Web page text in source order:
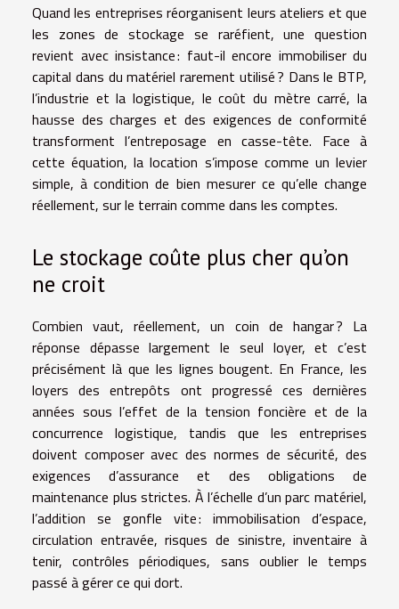
Quand les entreprises réorganisent leurs ateliers et que
les zones de stockage se raréfient, une question
revient avec insistance : faut-il encore immobiliser du
capital dans du matériel rarement utilisé ? Dans le BTP,
l’industrie et la logistique, le coût du mètre carré, la
hausse des charges et des exigences de conformité
transforment l’entreposage en casse-tête. Face à
cette équation, la location s’impose comme un levier
simple, à condition de bien mesurer ce qu’elle change
réellement, sur le terrain comme dans les comptes.
Le stockage coûte plus cher qu’on
ne croit
Combien vaut, réellement, un coin de hangar ? La
réponse dépasse largement le seul loyer, et c’est
précisément là que les lignes bougent. En France, les
loyers des entrepôts ont progressé ces dernières
années sous l’effet de la tension foncière et de la
concurrence logistique, tandis que les entreprises
doivent composer avec des normes de sécurité, des
exigences d’assurance et des obligations de
maintenance plus strictes. À l’échelle d’un parc matériel,
l’addition se gonfle vite : immobilisation d’espace,
circulation entravée, risques de sinistre, inventaire à
tenir, contrôles périodiques, sans oublier le temps
passé à gérer ce qui dort.